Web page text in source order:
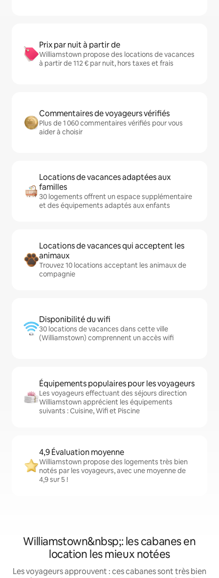
Prix par nuit à partir de
Williamstown propose des locations de vacances
à partir de 112 € par nuit, hors taxes et frais
Commentaires de voyageurs vérifiés
Plus de 1 060 commentaires vérifiés pour vous
aider à choisir
Locations de vacances adaptées aux
familles
30 logements offrent un espace supplémentaire
et des équipements adaptés aux enfants
Locations de vacances qui acceptent les
animaux
Trouvez 10 locations acceptant les animaux de
compagnie
Disponibilité du wifi
30 locations de vacances dans cette ville
(Williamstown) comprennent un accès wifi
Équipements populaires pour les voyageurs
Les voyageurs effectuant des séjours direction
Williamstown apprécient les équipements
suivants : Cuisine, Wifi et Piscine
4,9 Évaluation moyenne
Williamstown propose des logements très bien
notés par les voyageurs, avec une moyenne de
4,9 sur 5 !
Williamstown&nbsp;: les cabanes en
location les mieux notées
Les voyageurs approuvent : ces cabanes sont très bien